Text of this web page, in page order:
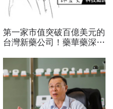
第一家市值突破百億美元的
台灣新藥公司！藥華藥深耕